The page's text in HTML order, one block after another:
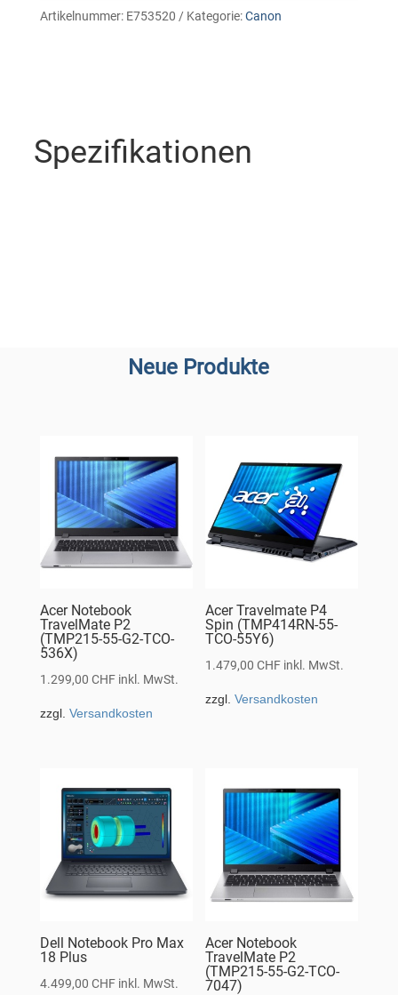
Artikelnummer: E753520 Kategorie:Canon
Spezifikationen
Neue Produkte
Acer Notebook
TravelMate P2
(TMP215-55-G2-TCO-
536X)
1.299,00 CHF inkl. MwSt.
zzgl. Versandkosten
Acer Travelmate P4
Spin (TMP414RN-55-
TCO-55Y6)
1.479,00CHF inkl. MwSt.
zzgl.Versandkosten
Dell Notebook Pro Max
18 Plus
4.499,00 CHF inkl. MwSt.
Acer Notebook
TravelMate P2
(TMP215-55-G2-TCO-
7047)